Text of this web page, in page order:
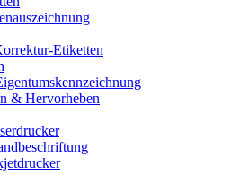
Etiketten
& Hervorheben